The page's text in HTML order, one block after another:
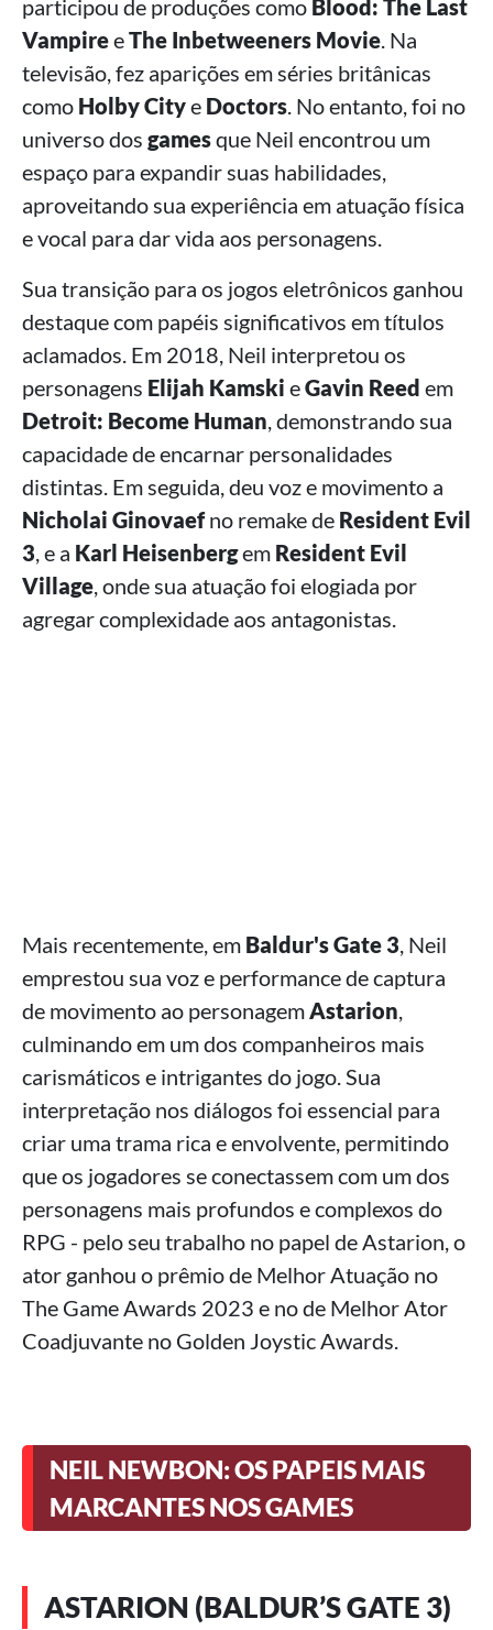
participou de produções como Blood: The Last
VampireeThe Inbetweeners Movie. Na
televisão, fez aparições em séries britânicas
como Holby Citye Doctors. No entanto, foi no
universo dos gamesque Neil encontrou um
espaço para expandir suas habilidades,
aproveitando sua experiência em atuação física
e vocal para dar vida aos personagens.
Sua transição para os jogos eletrônicos ganhou
destaque com papéis significativos em títulos
aclamados. Em 2018, Neil interpretou os
personagens Elijah Kamski eGavin Reed em
Detroit: Become Human, demonstrando sua
capacidade de encarnar personalidades
distintas. Em seguida, deu voz e movimento a
Nicholai Ginovaefno remake de Resident Evil
3, e a Karl Heisenbergem Resident Evil
Village, onde sua atuação foi elogiada por
agregar complexidade aos antagonistas.
Mais recentemente, em Baldur's Gate 3, Neil
emprestou sua voz e performance de captura
de movimento ao personagemAstarion,
culminando em um dos companheiros mais
carismáticos e intrigantes do jogo. Sua
interpretação nos diálogos foi essencial para
criar uma trama rica e envolvente, permitindo
que os jogadores se conectassem com um dos
personagens mais profundos e complexos do
RPG - pelo seu trabalho no papel de Astarion, o
ator ganhou o prêmio de Melhor Atuação no
The Game Awards 2023 e no de Melhor Ator
Coadjuvante no Golden Joystic Awards.
NEIL NEWBON: OS PAPEIS MAIS
MARCANTES NOS GAMES
ASTARION (BALDUR’S GATE 3)